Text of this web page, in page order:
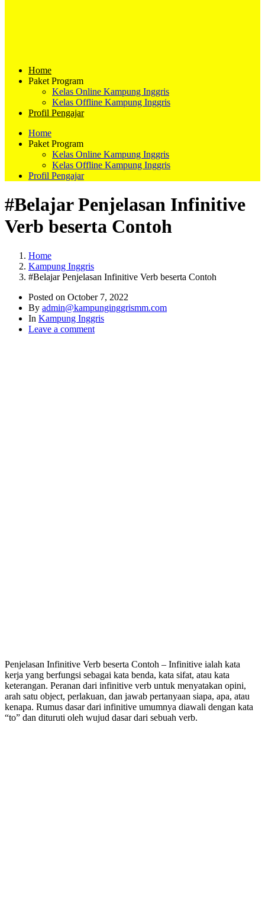
Home
Paket Program
Kelas Online Kampung Inggris
Kelas Offline Kampung Inggris
Profil Pengajar
Home
Paket Program
Kelas Online Kampung Inggris
Kelas Offline Kampung Inggris
Profil Pengajar
#Belajar Penjelasan Infinitive
Verb beserta Contoh
Home
Kampung Inggris
#Belajar Penjelasan Infinitive Verb beserta Contoh
Posted on October 7, 2022
By admin@kampunginggrismm.com
In Kampung Inggris
Leave a comment
Penjelasan Infinitive Verb beserta Contoh – Infinitive ialah kata
kerja yang berfungsi sebagai kata benda, kata sifat, atau kata
keterangan. Peranan dari infinitive verb untuk menyatakan opini,
arah satu object, perlakuan, dan jawab pertanyaan siapa, apa, atau
kenapa. Rumus dasar dari infinitive umumnya diawali dengan kata
“to” dan dituruti oleh wujud dasar dari sebuah verb.